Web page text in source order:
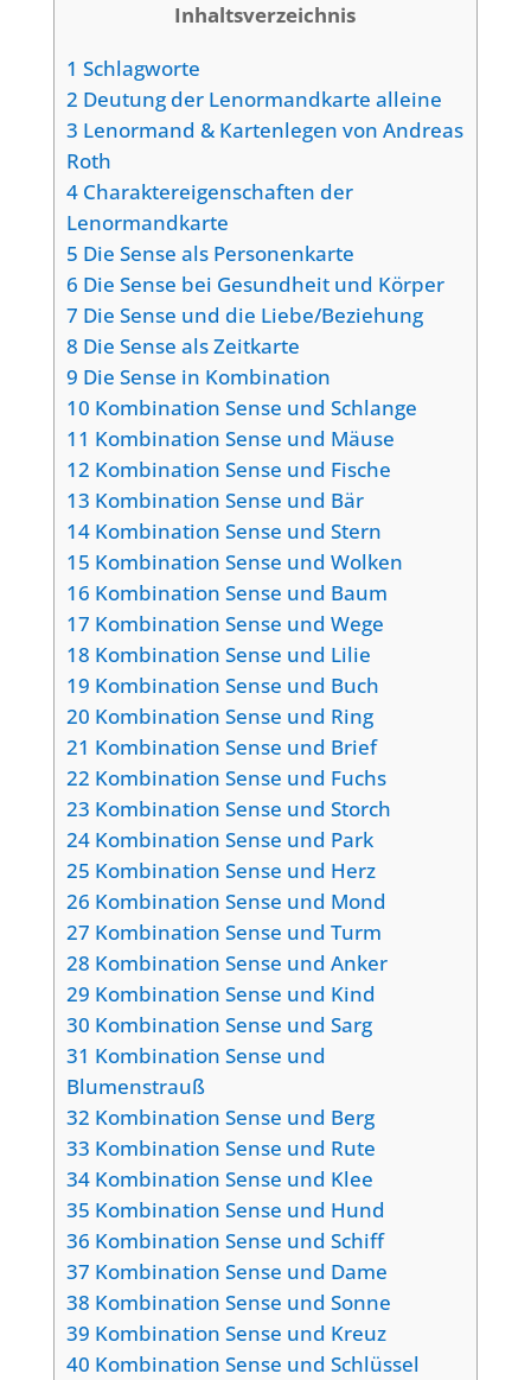
Inhaltsverzeichnis
1 Schlagworte
2 Deutung der Lenormandkarte alleine
3 Lenormand & Kartenlegen von Andreas
Roth
4Charaktereigenschaften der
Lenormandkarte
5 Die Sense als Personenkarte
6 Die Sense bei Gesundheit und Körper
7 Die Sense und die Liebe/Beziehung
8 Die Sense als Zeitkarte
9 Die Sense in Kombination
10 Kombination Sense und Schlange
11 Kombination Sense und Mäuse
12 Kombination Sense und Fische
13 Kombination Sense und Bär
14Kombination Sense und Stern
15 Kombination Sense und Wolken
16 Kombination Sense und Baum
17 Kombination Sense und Wege
18 Kombination Sense und Lilie
19 Kombination Sense und Buch
20 Kombination Sense und Ring
21 Kombination Sense und Brief
22 Kombination Sense und Fuchs
23 Kombination Sense und Storch
24Kombination Sense und Park
25 Kombination Sense und Herz
26 Kombination Sense und Mond
27 Kombination Sense und Turm
28 Kombination Sense und Anker
29 Kombination Sense und Kind
30 Kombination Sense und Sarg
31 Kombination Sense und
Blumenstrauß
32 Kombination Sense und Berg
33 Kombination Sense und Rute
34Kombination Sense und Klee
35 Kombination Sense und Hund
36 Kombination Sense und Schiff
37 Kombination Sense und Dame
38 Kombination Sense und Sonne
39 Kombination Sense und Kreuz
40 Kombination Sense und Schlüssel